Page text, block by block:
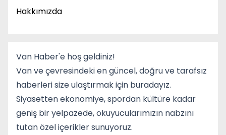
Hakkımızda
Van Haber'e hoş geldiniz!
Van ve çevresindeki en güncel, doğru ve tarafsız
haberleri size ulaştırmak için buradayız.
Siyasetten ekonomiye, spordan kültüre kadar
geniş bir yelpazede, okuyucularımızın nabzını
tutan özel içerikler sunuyoruz.